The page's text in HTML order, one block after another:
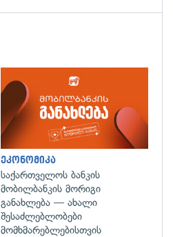
ეკონომიკა
საქართველოს ბანკის
მობილბანკის მორიგი
განახლება — ახალი
შესაძლებლობები
მომხმარებლებისთვის